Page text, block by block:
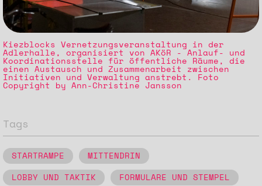
Kiezblocks Vernetzungsveranstaltung in der
Adlerhalle, organisiert von AKöR - Anlauf- und
Koordinationsstelle für öffentliche Räume, die
einen Austausch und Zusammenarbeit zwischen
Initiativen und Verwaltung anstrebt. Foto
Copyright by Ann-Christine Jansson
Tags
STARTRAMPE MITTENDRIN
LOBBY UND TAKTIK FORMULARE UND STEMPEL